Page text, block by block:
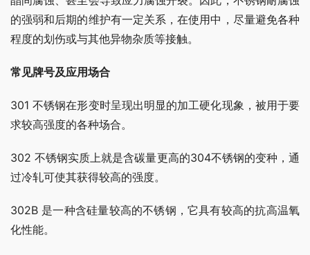
的强弱和后期的维护有一定关系，在使用中，尽量避免各种
程度的划伤或与其他异物杂质等接触。
常见牌号及应用场合
301 不锈钢在形变时呈现出明显的加工硬化现象，被用于要
求较高强度的各种场合。
302 不锈钢实质上就是含碳量更高的304不锈钢的变种，通
过冷轧可使其获得较高的强度。
302B 是一种含硅量较高的不锈钢，它具有较高的抗高温氧
化性能。